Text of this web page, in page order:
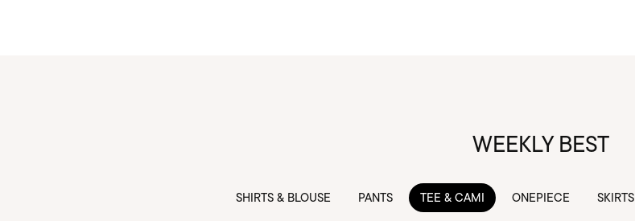
WEEKLY BEST
SHIRTS & BLOUSE PANTS TEE & CAMI ONEPIECE SKIRTS